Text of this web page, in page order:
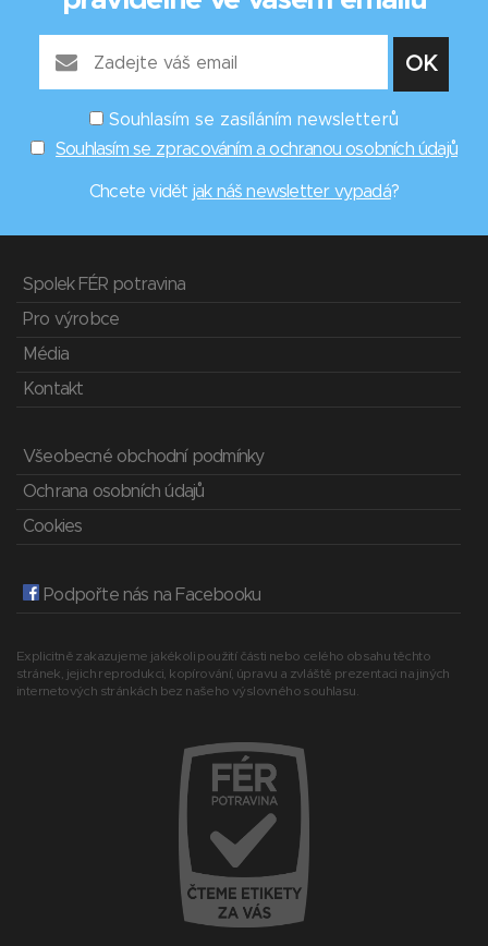
Souhlasím se zasíláním newsletterů
Souhlasím se zpracováním a ochranou osobních údajů
Chcete vidět jak náš newsletter vypadá?
Spolek FÉR potravina
Pro výrobce
Média
Kontakt
Všeobecné obchodní podmínky
Ochrana osobních údajů
Cookies
Podpořte nás na Facebooku
Explicitně zakazujeme jakékoli použití části nebo celého obsahu těchto
stránek, jejich reprodukci, kopírování, úpravu a zvláště prezentaci na jiných
internetových stránkách bez našeho výslovného souhlasu.